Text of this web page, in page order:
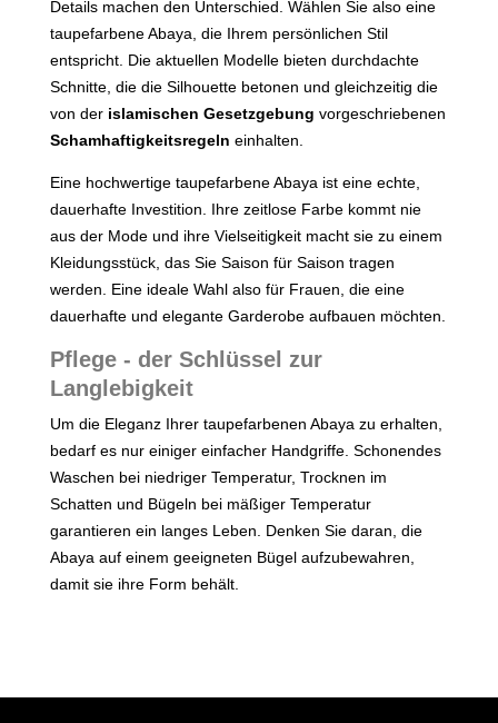
Details machen den Unterschied. Wählen Sie also eine
taupefarbene Abaya, die Ihrem persönlichen Stil
entspricht. Die aktuellen Modelle bieten durchdachte
Schnitte, die die Silhouette betonen und gleichzeitig die
von der islamischen Gesetzgebung vorgeschriebenen
Schamhaftigkeitsregeln einhalten.
Eine hochwertige taupefarbene Abaya ist eine echte,
dauerhafte Investition. Ihre zeitlose Farbe kommt nie
aus der Mode und ihre Vielseitigkeit macht sie zu einem
Kleidungsstück, das Sie Saison für Saison tragen
werden. Eine ideale Wahl also für Frauen, die eine
dauerhafte und elegante Garderobe aufbauen möchten.
Pflege - der Schlüssel zur
Langlebigkeit
Um die Eleganz Ihrer taupefarbenen Abaya zu erhalten,
bedarf es nur einiger einfacher Handgriffe. Schonendes
Waschen bei niedriger Temperatur, Trocknen im
Schatten und Bügeln bei mäßiger Temperatur
garantieren ein langes Leben. Denken Sie daran, die
Abaya auf einem geeigneten Bügel aufzubewahren,
damit sie ihre Form behält.